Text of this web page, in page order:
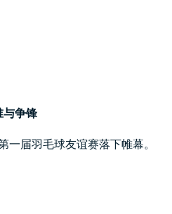
与争锋
一届羽毛球友谊赛落下帷幕。